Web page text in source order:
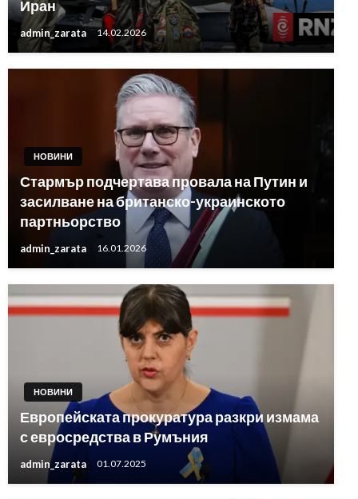
Иран
admin_zarata 14.02.2026
НОВИНИ
Стармър подчертава провала на Путин и
засилване на британско-украинското
партньорство
admin_zarata 16.01.2026
НОВИНИ
Европейската прокуратура разкри измама
с евросредства в Румъния
admin_zarata 01.07.2025